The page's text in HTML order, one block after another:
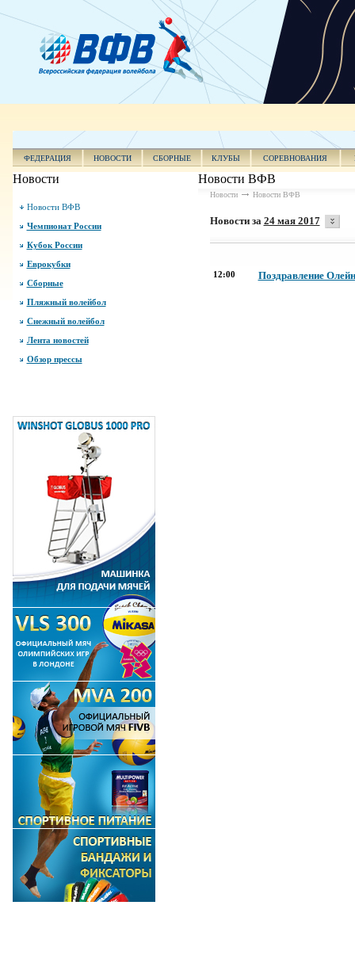
ФЕДЕРАЦИЯ НОВОСТИ СБОРНЫЕ КЛУБЫ СОРЕВНОВАНИЯ
Новости
Новости ВФВ
Чемпионат России
Кубок России
Еврокубки
Сборные
Пляжный волейбол
Снежный волейбол
Лента новостей
Обзор прессы
Новости ВФВ
Новости Новости ВФВ
Новости за 24 мая 2017
12:00 Поздравление